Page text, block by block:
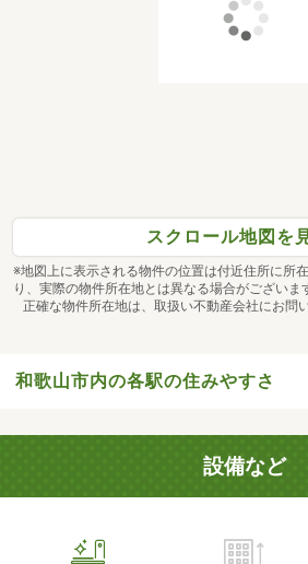
スクロール地図を
※地図上に表示される物件の位置は付近住所に所
り、実際の物件所在地とは異なる場合がございま
正確な物件所在地は、取扱い不動産会社にお問
和歌山市内の各駅の住みやすさ
設備など